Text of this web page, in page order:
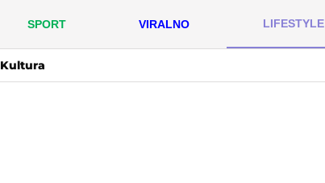
SPORT VIRALNO LIFESTYLE
Kultura